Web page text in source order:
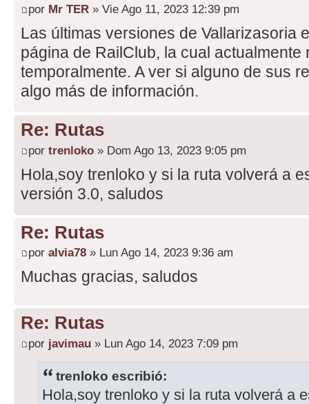
por Mr TER » Vie Ago 11, 2023 12:39 pm
Las últimas versiones de Vallarizasoria
página de RailClub, la cual actualmente
temporalmente. A ver si alguno de sus
algo más de información.
Re: Rutas
por trenloko » Dom Ago 13, 2023 9:05 pm
Hola,soy trenloko y si la ruta volverá a
versión 3.0, saludos
Re: Rutas
por alvia78 » Lun Ago 14, 2023 9:36 am
Muchas gracias, saludos
Re: Rutas
por javimau » Lun Ago 14, 2023 7:09 pm
trenloko escribió:
Hola,soy trenloko y si la ruta volverá a